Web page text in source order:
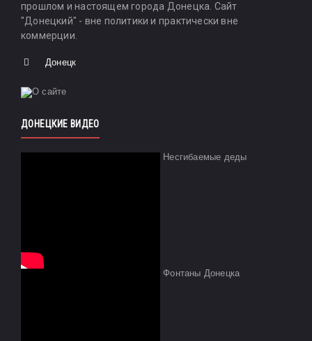
прошлом и настоящем города Донецка. Сайт
"Донецкий" - вне политики и практически вне
коммерции.
Донецк
ДОНЕЦКИЕ ВИДЕО
Несгибаемые деды
Фонтаны Донецка